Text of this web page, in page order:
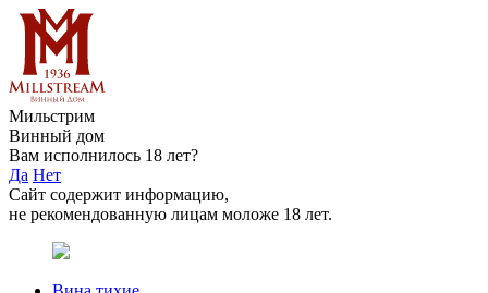
Мильстрим
Винный дом
Вам исполнилось 18 лет?
Да Нет
Сайт содержит информацию,
не рекомендованную лицам моложе 18 лет.